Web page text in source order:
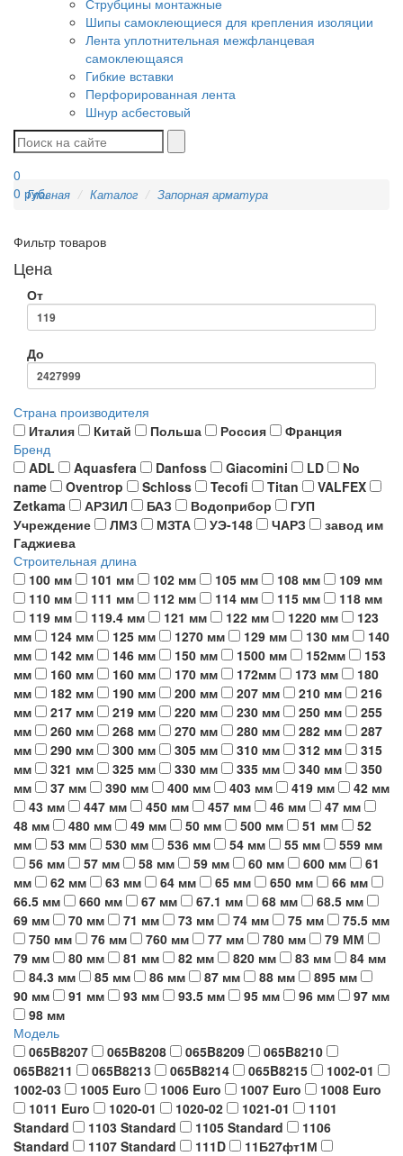
Струбцины монтажные
Шипы самоклеющиеся для крепления изоляции
Лента уплотнительная межфланцевая
самоклеющаяся
Гибкие вставки
Перфорированная лента
Шнур асбестовый
0
0 руб.
Главная Каталог Запорная арматура
Фильтр товаров
Цена
От
До
Страна производителя
Италия
Китай Польша Россия
Франция
Бренд
ADL
Aquasfera Danfoss Giacomini LD
No
name
Oventrop Schloss Tecofi Titan
VALFEX
Zetkama
АРЗИЛ БАЗ Водоприбор
ГУП
Учреждение
ЛМЗ МЗТА УЭ-148 ЧАРЗ
завод им
Гаджиева
Строительная длина
100 мм
101 мм 102 мм 105 мм 108 мм
109 мм
110 мм
111 мм 112 мм 114 мм 115 мм
118 мм
119 мм
119.4 мм 121 мм 122 мм 1220 мм
123
мм
124 мм 125 мм 1270 мм 129 мм 130 мм
140
мм
142 мм 146 мм 150 мм 1500 мм 152мм
153
мм
160 мм 160 мм 170 мм 172мм 173 мм
180
мм
182 мм 190 мм 200 мм 207 мм 210 мм
216
мм
217 мм 219 мм 220 мм 230 мм 250 мм
255
мм
260 мм 268 мм 270 мм 280 мм 282 мм
287
мм
290 мм 300 мм 305 мм 310 мм 312 мм
315
мм
321 мм 325 мм 330 мм 335 мм 340 мм
350
мм
37 мм 390 мм 400 мм 403 мм 419 мм
42 мм
43 мм
447 мм 450 мм 457 мм 46 мм
47 мм
48 мм
480 мм 49 мм 50 мм 500 мм 51 мм
52
мм
53 мм 530 мм 536 мм 54 мм 55 мм
559 мм
56 мм
57 мм 58 мм 59 мм 60 мм 600 мм
61
мм
62 мм 63 мм 64 мм 65 мм 650 мм
66 мм
66.5 мм
660 мм 67 мм 67.1 мм 68 мм
68.5 мм
69 мм
70 мм 71 мм 73 мм 74 мм 75 мм
75.5 мм
750 мм
76 мм 760 мм 77 мм 780 мм
79 ММ
79 мм
80 мм 81 мм 82 мм 820 мм 83 мм
84 мм
84.3 мм
85 мм 86 мм 87 мм 88 мм
895 мм
90 мм
91 мм 93 мм 93.5 мм 95 мм 96 мм
97 мм
98 мм
Модель
065B8207
065B8208 065B8209
065B8210
065B8211
065B8213 065B8214 065B8215
1002-01
1002-03
1005 Euro 1006 Euro 1007 Euro
1008 Euro
1011 Euro
1020-01 1020-02 1021-01
1101
Standard
1103 Standard 1105 Standard
1106
Standard
1107 Standard 111D 11Б27фт1М